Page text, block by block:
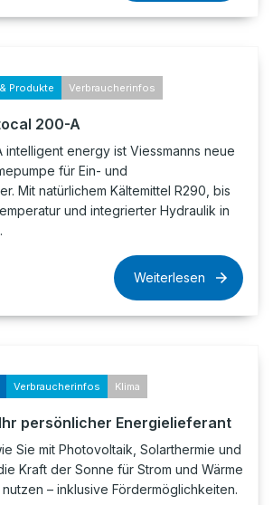
Produkte Verbraucherinfos
200-A
intelligent energy ist Viessmanns neue
für Ein- und
Mit natürlichem Kältemittel R290, bis
und integrierter Hydraulik in
Weiterlesen
Verbraucherinfos Klima
persönlicher Energielieferant
Sie mit Photovoltaik, Solarthermie und
Kraft der Sonne für Strom und Wärme
– inklusive Fördermöglichkeiten.